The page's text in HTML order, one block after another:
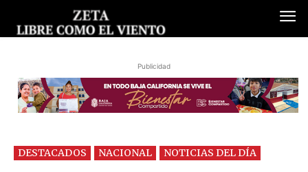
Publicidad
DESTACADOS NACIONAL NOTICIAS DEL DÍA